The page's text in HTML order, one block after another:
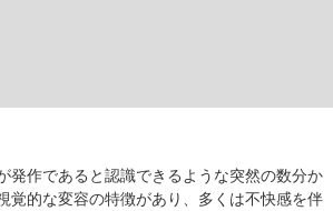
発作であると認識できるような突然の数分か
覚的な変容の特徴があり、多くは不快感を伴